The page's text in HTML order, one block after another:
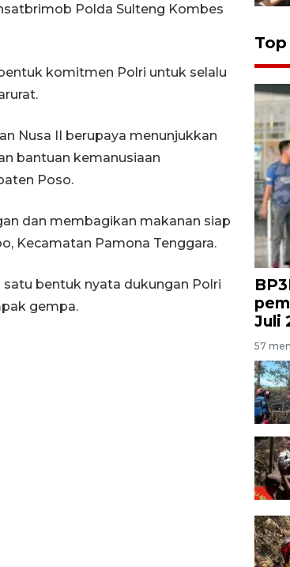
Polda Sulteng Kombes
komitmen Polri untuk selalu
Nusa II berupaya menunjukkan
bantuan kemanusiaan
Poso.
dan membagikan makanan siap
Kecamatan Pamona Tenggara.
bentuk nyata dukungan Polri
gempa.
Juli
57